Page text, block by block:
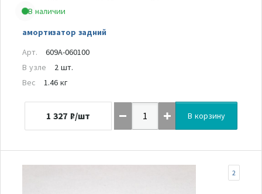
В наличии
амортизатор задний
Арт.
609A-060100
В узле
2 шт.
Вес
1.46 кг
1 327 ₽/шт В корзину
2